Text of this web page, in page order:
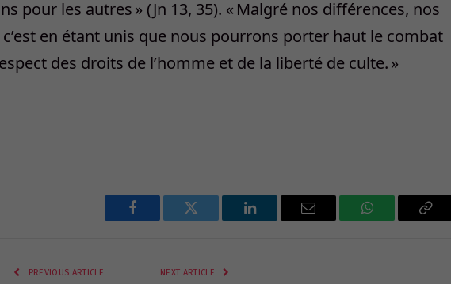
pour les autres » (Jn 13, 35). « Malgré nos différences, nos
en étant unis que nous pourrons porter haut le combat
des droits de l’homme et de la liberté de culte. »
Facebook Twitter LinkedIn Email WhatsApp
PREVIOUS ARTICLE NEXT ARTICLE